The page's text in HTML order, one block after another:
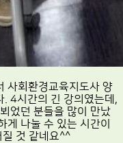
사회환경교육지도사 양
. 4시간의 긴 강의였는데,
었던 분들을 많이 만났
게 나눌 수 있는 시간이
질 것 같네요^^